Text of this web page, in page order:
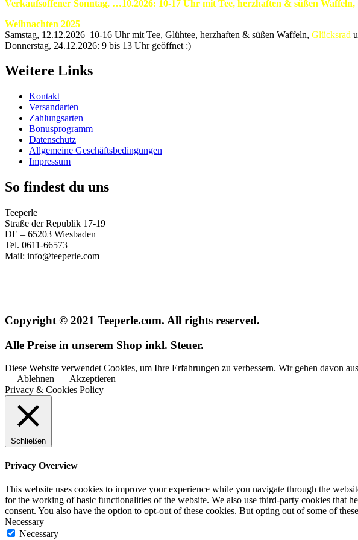
Verkaufsoffener Sonntag, …10.2026: 10-17 Uhr mit Tee, herzhaften & süßen
Weihnachten 2025
Samstag, 12.12.2026 10-16 Uhr mit Tee, Glühtee, herzhaften & süßen Waffeln, Glücksrad
Donnerstag, 24.12.2026: 9 bis 13 Uhr geöffnet :)
Weitere Links
Kontakt
Versandarten
Zahlungsarten
Bonusprogramm
Datenschutz
Allgemeine Geschäftsbedingungen
Impressum
So findest du uns
Teeperle
Straße der Republik 17-19
DE – 65203 Wiesbaden
Tel. 0611-66573
Mail: info@teeperle.com
Copyright © 2021 Teeperle.com. All rights reserved.
Alle Preise in unserem Shop inkl. Steuer.
Diese Website verwendet Cookies, um Ihre Erfahrungen zu verbessern. Wir gehen davon
Ablehnen
Akzeptieren
Privacy & Cookies Policy
Schließen
Privacy Overview
This website uses cookies to improve your experience while you navigate through the
for the working of basic functionalities of the website. We also use third-party cookies that
consent. You also have the option to opt-out of these cookies. But opting out of some of
Necessary
Necessary